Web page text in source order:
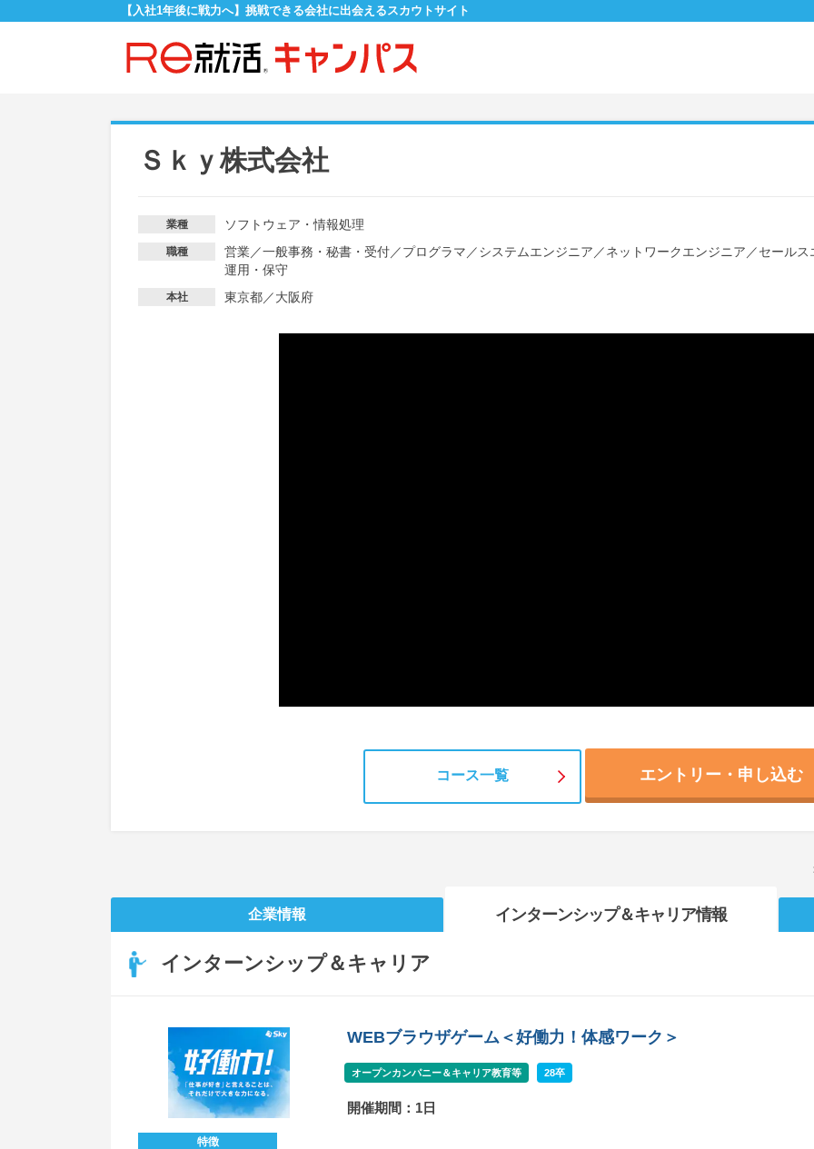
【入社1年後に戦力へ】挑戦できる会社に出会えるスカウトサイト
Ｓｋｙ株式会社
業種 ソフトウェア・情報処理
職種 営業／一般事務・秘書・受付／プログラマ ／システムエンジニア ／ネットワークエンジニア ／セールス
運用・保守
本社 東京都／大阪府
コース一覧 エントリー・申し込む
企業情報 インターンシップ＆キャリア情報
インターンシップ＆キャリア
WEBブラウザゲーム＜好働力！体感ワーク＞
オープンカンパニー＆キャリア教育等 28卒
開催期間：1日
特徴